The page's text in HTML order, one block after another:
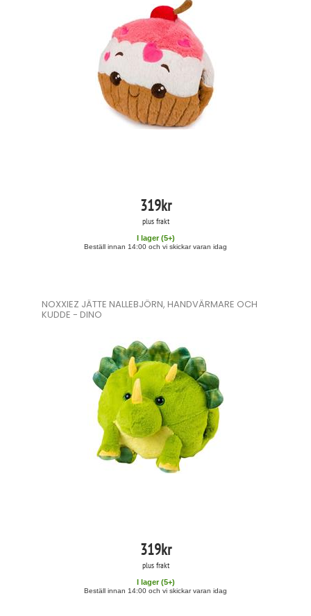
319kr
plus frakt
I lager (5+)
Beställ innan 14:00 och vi skickar varan idag
NOXXIEZ JÄTTE NALLEBJÖRN, HANDVÄRMARE OCH
KUDDE - DINO
319kr
plus frakt
I lager (5+)
Beställ innan 14:00 och vi skickar varan idag